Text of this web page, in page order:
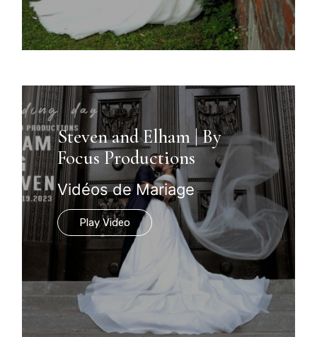
Steven and Elham | By
Focus Productions
Vidéos de Mariage
Play Video